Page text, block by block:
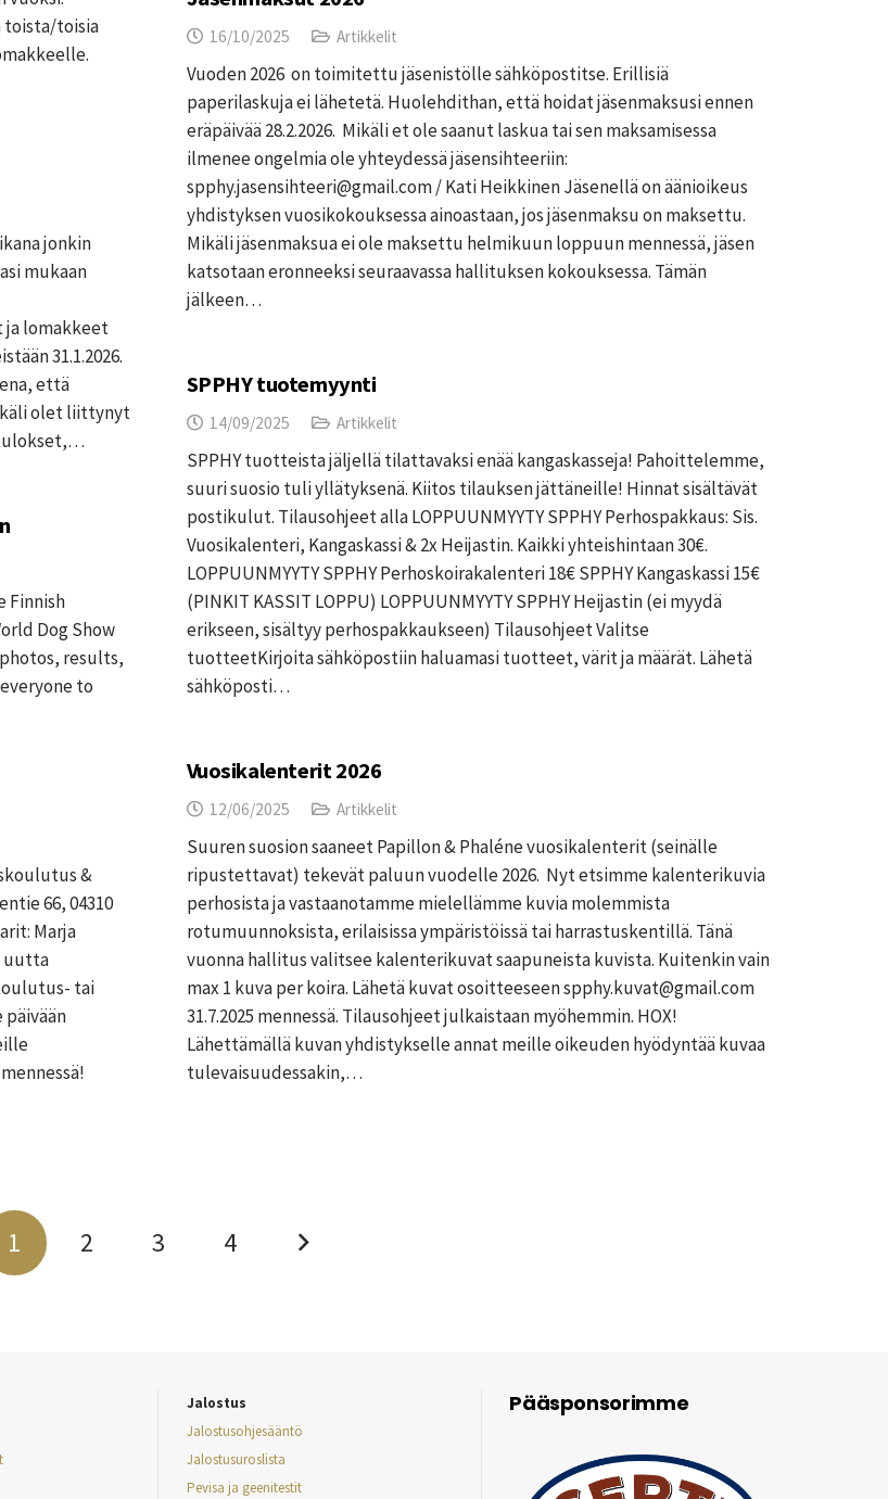
toista/toisia
16/10/2025 Artikkelit
Vuoden 2026 on toimitettu jäsenistölle sähköpostitse. Erillisiä
paperilaskuja ei lähetetä. Huolehdithan, että hoidat jäsenmaksusi ennen
eräpäivää 28.2.2026. Mikäli et ole saanut laskua tai sen maksamisessa
ilmenee ongelmia ole yhteydessä jäsensihteeriin:
spphy.jasensihteeri@gmail.com / Kati Heikkinen Jäsenellä on äänioikeus
yhdistyksen vuosikokouksessa ainoastaan, jos jäsenmaksu on maksettu.
Mikäli jäsenmaksua ei ole maksettu helmikuun loppuun mennessä, jäsen
katsotaan eronneeksi seuraavassa hallituksen kokouksessa. Tämän
jälkeen…
jonkin
mukaan
ja lomakkeet
31.1.2026.
että
olet liittynyt
tulokset,…
SPPHY tuotemyynti
14/09/2025 Artikkelit
SPPHY tuotteista jäljellä tilattavaksi enää kangaskasseja! Pahoittelemme,
suuri suosio tuli yllätyksenä. Kiitos tilauksen jättäneille! Hinnat sisältävät
postikulut. Tilausohjeet alla LOPPUUNMYYTY SPPHY Perhospakkaus: Sis.
Vuosikalenteri, Kangaskassi & 2x Heijastin. Kaikki yhteishintaan 30€.
LOPPUUNMYYTY SPPHY Perhoskoirakalenteri 18€ SPPHY Kangaskassi 15€
(PINKIT KASSIT LOPPU) LOPPUUNMYYTY SPPHY Heijastin (ei myydä
erikseen, sisältyy perhospakkaukseen) Tilausohjeet Valitse
tuotteetKirjoita sähköpostiin haluamasi tuotteet, värit ja määrät. Lähetä
sähköposti…
Finnish
Dog Show
results,
to
Vuosikalenterit 2026
12/06/2025 Artikkelit
Suuren suosion saaneet Papillon & Phaléne vuosikalenterit (seinälle
ripustettavat) tekevät paluun vuodelle 2026. Nyt etsimme kalenterikuvia
perhosista ja vastaanotamme mielellämme kuvia molemmista
rotumuunnoksista, erilaisissa ympäristöissä tai harrastuskentillä. Tänä
vuonna hallitus valitsee kalenterikuvat saapuneista kuvista. Kuitenkin vain
max 1 kuva per koira. Lähetä kuvat osoitteeseen spphy.kuvat@gmail.com
31.7.2025 mennessä. Tilausohjeet julkaistaan myöhemmin. HOX!
Lähettämällä kuvan yhdistykselle annat meille oikeuden hyödyntää kuvaa
tulevaisuudessakin,…
&
66, 04310
Marja
uutta
tai
päivään
1 2 3 4
Jalostus
Jalostusohjesääntö
Jalostusuroslista
Pevisa ja geenitestit
Pääsponsorimme